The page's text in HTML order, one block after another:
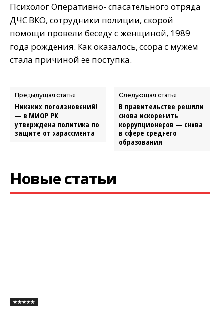
Психолог Оперативно- спасательного отряда
ДЧС ВКО, сотрудники полиции, скорой
помощи провели беседу с женщиной, 1989
года рождения. Как оказалось, ссора с мужем
стала причиной ее поступка.
Предыдущая статья
Никаких поползновений!
— в МИОР РК
утверждена политика по
защите от харассмента
Следующая статья
В правительстве решили
снова искоренить
коррупционеров — снова
в сфере среднего
образования
Новые статьи
★★★★★